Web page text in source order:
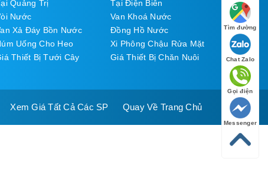
Quảng Trị
Tại Điện Biên
Nước
Van Khoá Nước
Xả Đáy Bồn Nước
Đồng Hồ Nước
Uống Cho Heo
Xi Phông Chậu Rửa Mặt
Thiết Bị Tưới Cây
Giá Thiết Bị Chăn Nuôi
Xem Giá Tất Cả Các SP Quay Về Trang Chủ
Tìm đường
Chat Zalo
Gọi điện
Messenger